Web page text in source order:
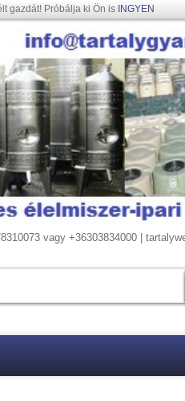
gazdát! Próbálja ki Ön is INGYEN
vagy +36303834000 |